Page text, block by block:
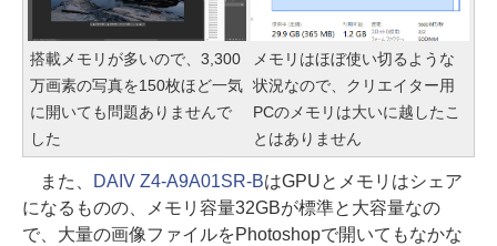
搭載メモリが多いので、3,300
万画素の写真を150枚ほど一気
に開いても問題ありませんで
した
メモリはほぼ使い切るような
状況なので、クリエイター用
PCのメモリは大いに越したこ
とはありません
また、 DAIV Z4-A9A01SR-BはGPUとメモリはシェア
になるものの、メモリ容量32GBが標準と大容量なの
で、大量の画像ファイルをPhotoshopで開いてもなかな